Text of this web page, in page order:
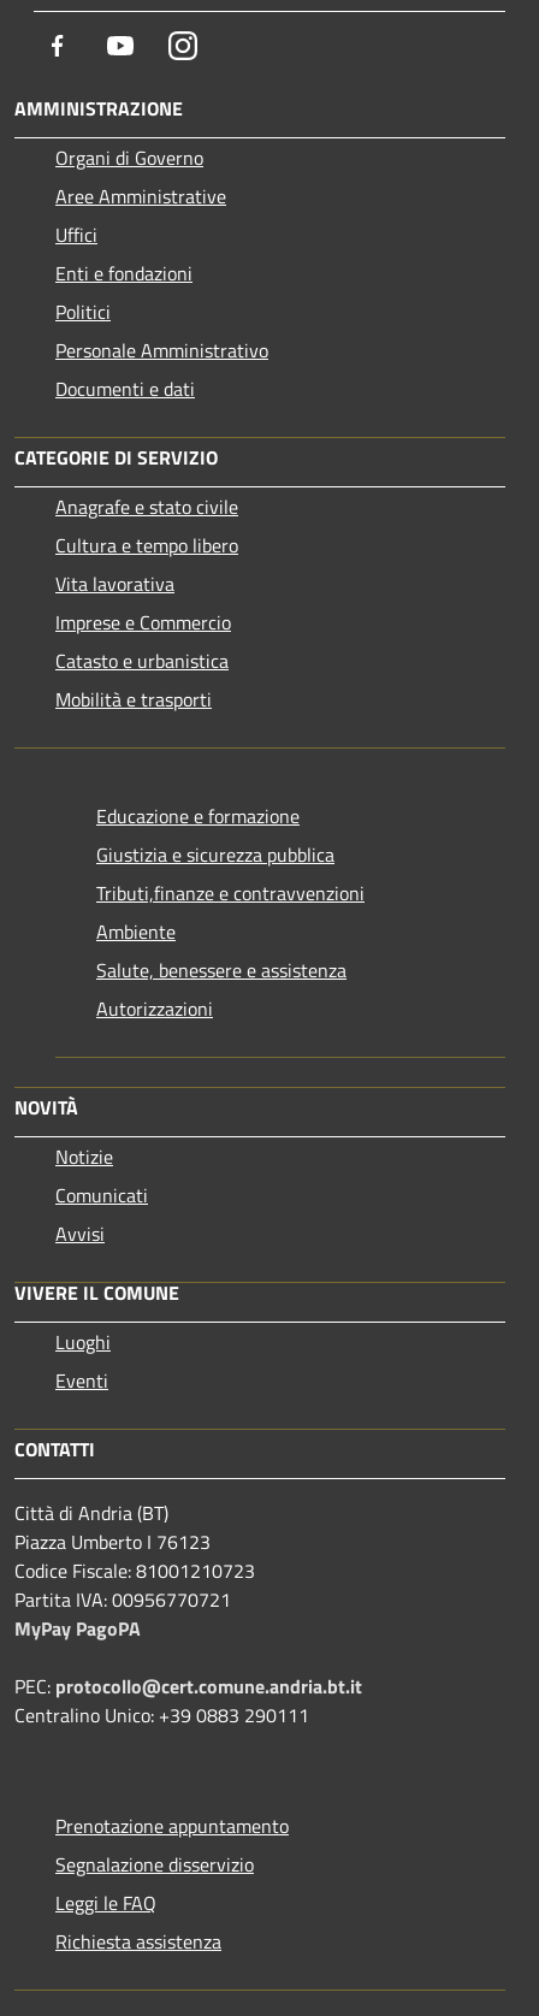
Facebook YoutubeInstagram
AMMINISTRAZIONE
Organi di Governo
Aree Amministrative
Uffici
Enti e fondazioni
Politici
Personale Amministrativo
Documenti e dati
CATEGORIE DI SERVIZIO
Anagrafe e stato civile
Cultura e tempo libero
Vita lavorativa
Imprese e Commercio
Catasto e urbanistica
Mobilità e trasporti
Educazione e formazione
Giustizia e sicurezza pubblica
Tributi,finanze e contravvenzioni
Ambiente
Salute, benessere e assistenza
Autorizzazioni
NOVITÀ
Notizie
Comunicati
Avvisi
VIVERE IL COMUNE
Luoghi
Eventi
CONTATTI
Città di Andria (BT)
Piazza Umberto I 76123
Codice Fiscale: 81001210723
Partita IVA: 00956770721
MyPay PagoPA
PEC: protocollo@cert.comune.andria.bt.it
Centralino Unico: +39 0883 290111
Prenotazione appuntamento
Segnalazione disservizio
Leggi le FAQ
Richiesta assistenza